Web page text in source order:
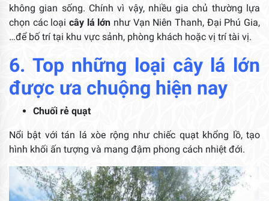
không gian sống. Chính vì vậy, nhiều gia chủ thường lựa
chọn các loại cây lá lớn như Vạn Niên Thanh, Đại Phú Gia,
…để bố trí tại khu vực sảnh, phòng khách hoặc vị trí tài vị.
6. Top những loại cây lá lớn
được ưa chuộng hiện nay
Chuối rẻ quạt
Nổi bật với tán lá xòe rộng như chiếc quạt khổng lồ, tạo
hình khối ấn tượng và mang đậm phong cách nhiệt đới.